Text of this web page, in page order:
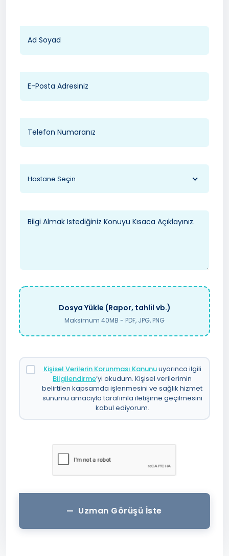
Hastane Seçin
Dosya Yükle (Rapor, tahlil vb.)
Maksimum 40MB - PDF, JPG, PNG
Kişisel Verilerin Korunması Kanunuuyarınca ilgili
Bilgilendirme’yi okudum. Kişisel verilerimin
belirtilen kapsamda işlenmesini ve sağlık hizmet
sunumu amacıyla tarafımla iletişime geçilmesini
kabul ediyorum.
Uzman Görüşü İste